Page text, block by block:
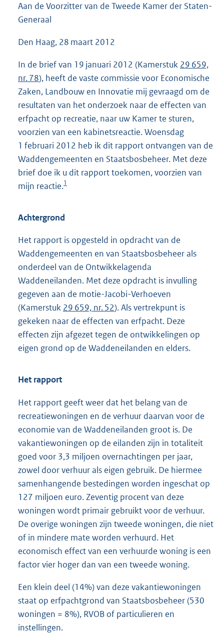
b
Aan de Voorzitter van de Tweede Kamer der Staten-
Generaal
Den Haag, 28 maart 2012
In de brief van 19 januari 2012 (Kamerstuk 29 659,
nr. 78), heeft de vaste commissie voor Economische
Zaken, Landbouw en Innovatie mij gevraagd om de
resultaten van het onderzoek naar de effecten van
erfpacht op recreatie, naar uw Kamer te sturen,
voorzien van een kabinetsreactie. Woensdag
1 februari 2012 heb ik dit rapport ontvangen van de
Waddengemeenten en Staatsbosbeheer. Met deze
brief doe ik u dit rapport toekomen, voorzien van
mijn reactie.1
Achtergrond
Het rapport is opgesteld in opdracht van de
Waddengemeenten en van Staatsbosbeheer als
onderdeel van de Ontwikkelagenda
Waddeneilanden. Met deze opdracht is invulling
gegeven aan de motie-Jacobi-Verhoeven
(Kamerstuk 29 659, nr. 52). Als vertrekpunt is
gekeken naar de effecten van erfpacht. Deze
effecten zijn afgezet tegen de ontwikkelingen op
eigen grond op de Waddeneilanden en elders.
Het rapport
Het rapport geeft weer dat het belang van de
recreatiewoningen en de verhuur daarvan voor de
economie van de Waddeneilanden groot is. De
vakantiewoningen op de eilanden zijn in totaliteit
goed voor 3,3 miljoen overnachtingen per jaar,
zowel door verhuur als eigen gebruik. De hiermee
samenhangende bestedingen worden ingeschat op
127 miljoen euro. Zeventig procent van deze
woningen wordt primair gebruikt voor de verhuur.
De overige woningen zijn tweede woningen, die niet
of in mindere mate worden verhuurd. Het
economisch effect van een verhuurde woning is een
factor vier hoger dan van een tweede woning.
Een klein deel (14%) van deze vakantiewoningen
staat op erfpachtgrond van Staatsbosbeheer (530
woningen = 8%), RVOB of particulieren en
instellingen.